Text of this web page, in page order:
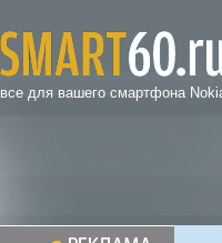
все для вашего смартфона